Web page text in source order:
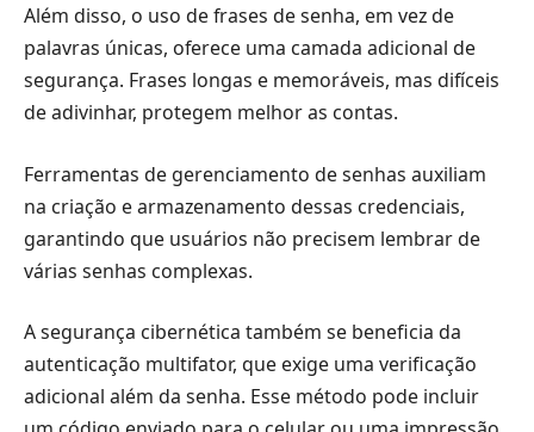
Além disso, o uso de frases de senha, em vez de
palavras únicas, oferece uma camada adicional de
segurança. Frases longas e memoráveis, mas difíceis
de adivinhar, protegem melhor as contas.
Ferramentas de gerenciamento de senhas auxiliam
na criação e armazenamento dessas credenciais,
garantindo que usuários não precisem lembrar de
várias senhas complexas.
A segurança cibernética também se beneficia da
autenticação multifator, que exige uma verificação
adicional além da senha. Esse método pode incluir